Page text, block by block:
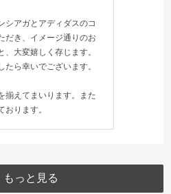
シアガとアディダスのコ
だき、イメージ通りのお
大変嬉しく存じます。
ら幸いでございます。
揃えてまいります。また
ります。
もっと見る